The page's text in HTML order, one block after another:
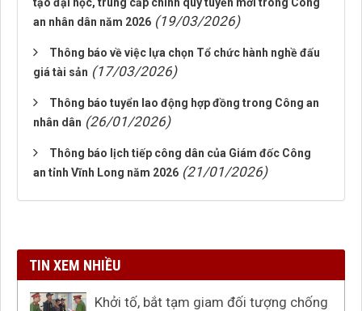
an nhân dân năm 2026 (19/03/2026)
Thông báo về việc lựa chọn Tổ chức hành nghề đấu
giá tài sản (17/03/2026)
Thông báo tuyển lao động hợp đồng trong Công an
nhân dân (26/01/2026)
Thông báo lịch tiếp công dân của Giám đốc Công
an tỉnh Vĩnh Long năm 2026 (21/01/2026)
TIN XEM NHIỀU
Khởi tố, bắt tạm giam đối tượng chống